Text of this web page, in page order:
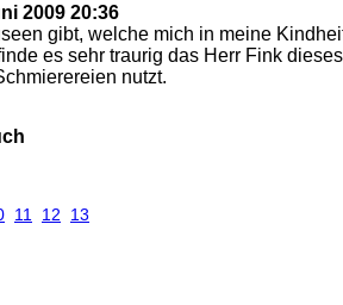
2009 20:36
gibt, welche mich in meine
es sehr traurig das Herr Fink dieses
nutzt.
11 12 13